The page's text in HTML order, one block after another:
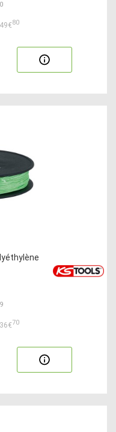
80
70